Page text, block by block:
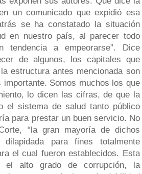
un comunicado que expidió esa
se ha constatado la situación
en nuestro país, al parecer todo
tendencia a empeorarse”. Dice
de algunos, los capitales que
estructura antes mencionada son
Somos muchos los que
lo dicen las cifras, de que la
el sistema de salud tanto público
para prestar un buen servicio. No
“la gran mayoría de dichos
para fines totalmente
el cual fueron establecidos. Esta
el alto grado de corrupción, la